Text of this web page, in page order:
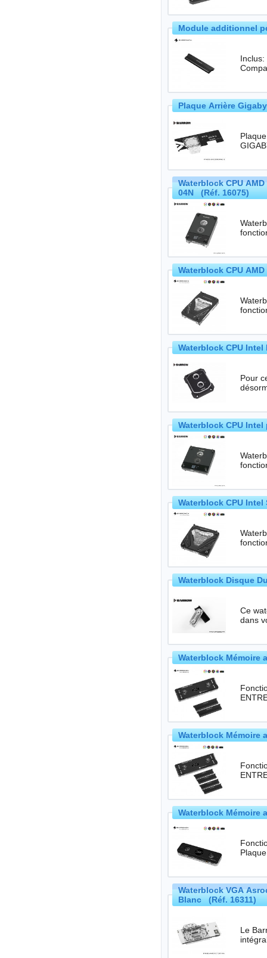
Module additionnel
Inclus:
Plaque Arrière
Plaque
Waterblock CPU
04N (Réf. 16075)
Waterblock CPU
Waterblock CPU
Pour
Waterblock CPU Intel
Waterblock CPU Intel
Waterblock Disque
Ce
dans
Waterblock Mémoire
Waterblock Mémoire
Waterblock Mémoire
Waterblock VGA
Blanc (Réf. 16311)
Le